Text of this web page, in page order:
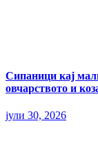
Сипаници кај
овчарството и
јули 30, 2026